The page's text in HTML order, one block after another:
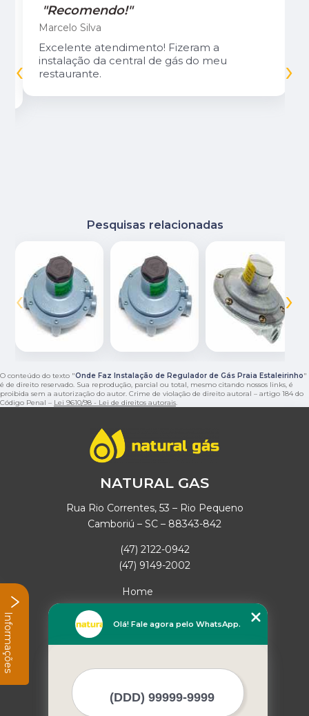
"Recomendo!"
Marcelo Silva
Excelente atendimento! Fizeram a
instalação da central de gás do meu
restaurante.
‹ ›
Pesquisas relacionadas
‹ ›
O conteúdo do texto "Onde Faz Instalação de Regulador de Gás Praia Estaleirinho"
é de direito reservado. Sua reprodução, parcial ou total, mesmo citando nossos links, é
proibida sem a autorização do autor. Crime de violação de direito autoral – artigo 184 do
Código Penal – Lei 9610/98 - Lei de direitos autorais.
NATURAL GAS
Rua Rio Correntes, 53 – Rio Pequeno
Camboriú – SC – 88343-842
(47) 2122-0942
(47) 9149-2002
Home
Empresa
Missão
Mapa do site
Olá! Fale agora pelo WhatsApp.
Informações